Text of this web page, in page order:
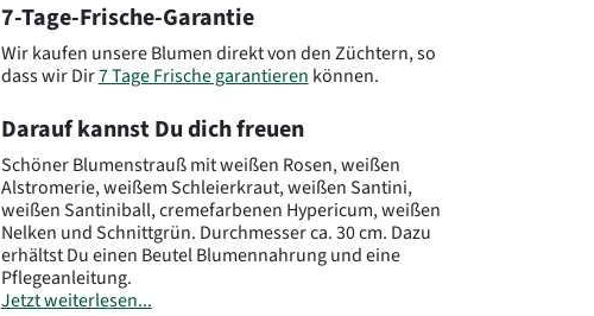
Niederlande
Polen
Slowenien
Andere Länder, andere Blumen..
7-Tage-Frische-Garantie
Wir kaufen unsere Blumen direkt von den Züchtern, so
dass wir Dir7 Tage Frische garantieren können.
Darauf kannst Du dich freuen
Schöner Blumenstrauß mit weißen Rosen, weißen
Alstromerie, weißem Schleierkraut, weißen Santini,
weißen Santiniball, cremefarbenen Hypericum, weißen
Nelken und Schnittgrün. Durchmesser ca. 30 cm. Dazu
erhältst Du einen Beutel Blumennahrung und eine
Pflegeanleitung.
Jetzt weiterlesen...